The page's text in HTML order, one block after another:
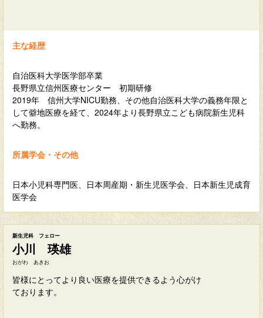
主な経歴
自治医科大学医学部卒業
長野県立信州医療センター 初期研修
2019年 信州大学NICU勤務、その他自治医科大学の義務年限と
して僻地医療を経て、2024年より長野県立こども病院新生児科
へ勤務。
所属学会・その他
日本小児科専門医、日本周産期・新生児医学会、日本新生児成育
医学会
新生児科 フェロー
小川 瑛雄
おがわ あきお
皆様にとってより良い医療を提供できるよう心がけ
ております。